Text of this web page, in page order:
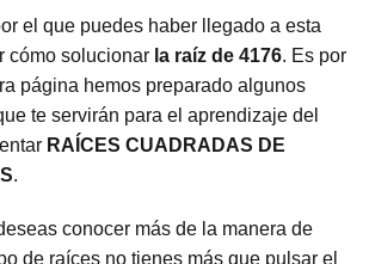
el que puedes haber llegado a esta
cómo solucionar la raíz de 4176. Es por
página hemos preparado algunos
te servirán para el aprendizaje del
RAÍCES CUADRADAS DE
.
conocer más de la manera de
de raíces no tienes más que pulsar el